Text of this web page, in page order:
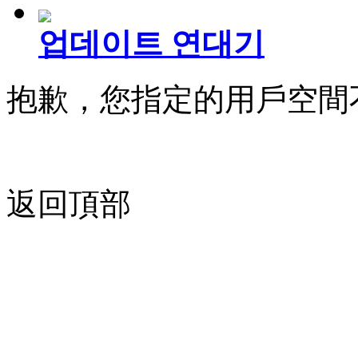
업데이트 연대기
抱歉，您指定的用戶空間
返回頂部